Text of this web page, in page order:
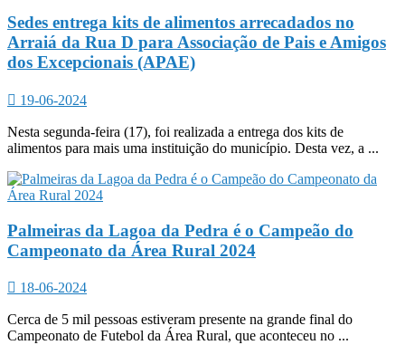
Sedes entrega kits de alimentos arrecadados no
Arraiá da Rua D para Associação de Pais e Amigos
dos Excepcionais (APAE)
19-06-2024
Nesta segunda-feira (17), foi realizada a entrega dos kits de
alimentos para mais uma instituição do município. Desta vez, a ...
Palmeiras da Lagoa da Pedra é o Campeão do
Campeonato da Área Rural 2024
18-06-2024
Cerca de 5 mil pessoas estiveram presente na grande final do
Campeonato de Futebol da Área Rural, que aconteceu no ...